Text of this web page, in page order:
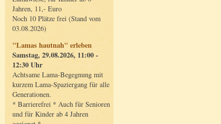
Jahren, 11,- Euro
Noch 10 Plätze frei (Stand vom
03.08.2026)
"Lamas hautnah" erleben
Samstag, 29.08.2026, 11:00 -
12:30 Uhr
Achtsame Lama-Begegnung mit
kurzem Lama-Spaziergang für alle
Generationen.
* Barrierefrei * Auch für Senioren
und für Kinder ab 4 Jahren